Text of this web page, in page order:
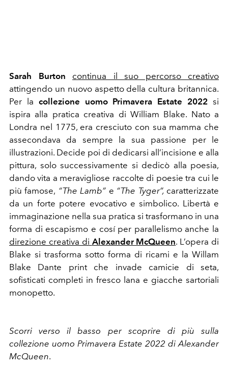
Sarah Burton
continua il suo percorso creativo
attingendo un nuovo aspetto della cultura britannica.
Per la collezione uomo Primavera Estate 2022 si
ispira alla pratica creativa di William Blake. Nato a
Londra nel 1775, era cresciuto con sua mamma che
assecondava da sempre la sua passione per le
illustrazioni. Decide poi di dedicarsi all’incisione e alla
pittura, solo successivamente si dedicò alla poesia,
dando vita a meravigliose raccolte di poesie tra cui le
più famose, “The Lamb” e “The Tyger”, caratterizzate
da un forte potere evocativo e simbolico. Libertà e
immaginazione nella sua pratica si trasformano in una
forma di escapismo e cosí per parallelismo anche la
direzione creativa di Alexander McQueen. L’opera di
Blake si trasforma sotto forma di ricami e la Willam
Blake Dante print che invade camicie di seta,
sofisticati completi in fresco lana e giacche sartoriali
monopetto.
Scorri verso il basso per scoprire di più sulla
collezione uomo Primavera Estate 2022 di Alexander
McQueen.